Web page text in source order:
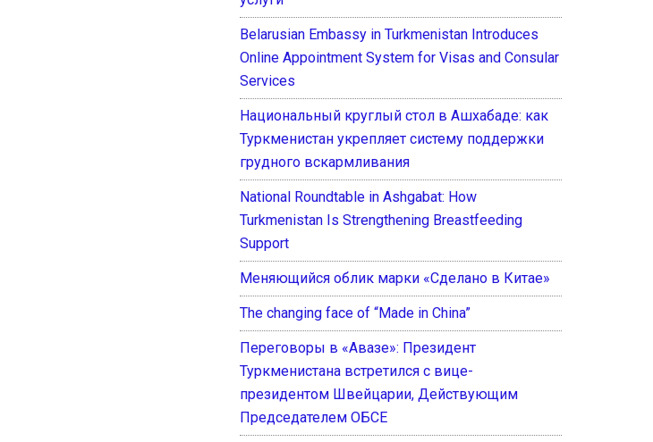
Belarusian Embassy in Turkmenistan Introduces
Online Appointment System for Visas and Consular
Services
Национальный круглый стол в Ашхабаде: как
Туркменистан укрепляет систему поддержки
грудного вскармливания
National Roundtable in Ashgabat: How
Turkmenistan Is Strengthening Breastfeeding
Support
Меняющийся облик марки «Сделано в Китае»
The changing face of “Made in China”
Переговоры в «Авазе»: Президент
Туркменистана встретился с вице-
президентом Швейцарии, Действующим
Председателем ОБСЕ